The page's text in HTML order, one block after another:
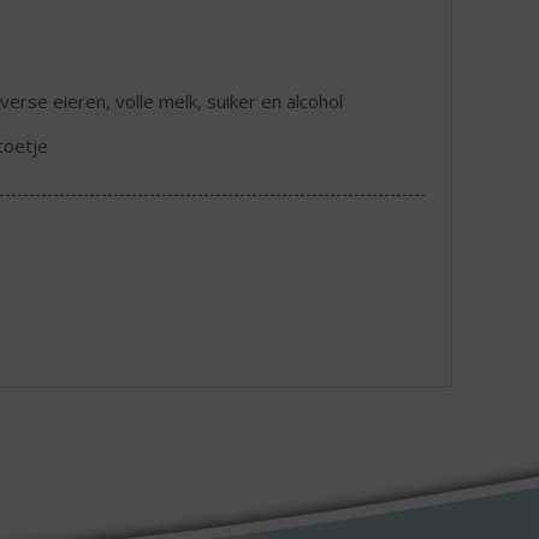
eieren, volle melk, suiker en alcohol